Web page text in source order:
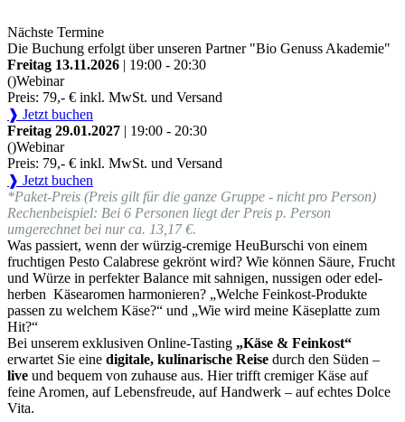
Nächste Termine
Die Buchung erfolgt über unseren Partner "Bio Genuss Akademie"
Freitag 13.11.2026 | 19:00 - 20:30
()Webinar
Preis: 79,- € inkl. MwSt. und Versand
❱ Jetzt buchen
Freitag 29.01.2027 | 19:00 - 20:30
()Webinar
Preis: 79,- € inkl. MwSt. und Versand
❱ Jetzt buchen
*Paket-Preis (Preis gilt für die ganze Gruppe - nicht pro Person)
Rechenbeispiel: Bei 6 Personen liegt der Preis p. Person
umgerechnet bei nur ca. 13,17 €.
Was passiert, wenn der würzig-cremige HeuBurschi von einem
fruchtigen Pesto Calabrese gekrönt wird? Wie können Säure, Frucht
und Würze in perfekter Balance mit sahnigen, nussigen oder edel-
herben Käsearomen harmonieren? „Welche Feinkost-Produkte
passen zu welchem Käse?“ und „Wie wird meine Käseplatte zum
Hit?“
Bei unserem exklusiven Online-Tasting „Käse & Feinkost“
erwartet Sie eine digitale, kulinarische Reise durch den Süden –
live und bequem von zuhause aus. Hier trifft cremiger Käse auf
feine Aromen, auf Lebensfreude, auf Handwerk – auf echtes Dolce
Vita.